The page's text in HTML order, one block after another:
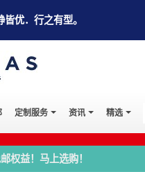
优．行之有型。
定制服务 资讯 精选
权益！马上选购！